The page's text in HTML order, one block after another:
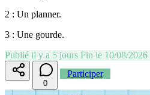
2 : Un planner.
3 : Une gourde.
Publié il y a 5 jours Fin le 10/08/2026
0
Participer